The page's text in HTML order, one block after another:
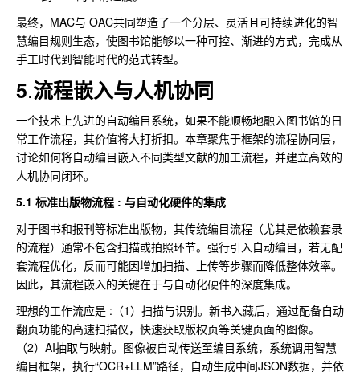
最终，MAC与 OAC共同塑造了一个分层、灵活且可持续进化的智
慧编目规则生态，使图书馆能够以一种可控、渐进的方式，完成从
手工时代到智能时代的范式转型。
5.流程嵌入与人机协同
一个技术上先进的自动编目系统，如果不能顺畅地融入图书馆的日
常工作流程，其价值将大打折扣。本章聚焦于框架的流程协同层，
讨论如何将自动编目嵌入不同类型文献的加工流程，并建立高效的
人机协同闭环。
5.1 标准出版物流程 : 与自动化硬件的集成
对于图书和报刊等标准出版物，其传统编目流程（尤其是依赖套录
的流程）通常不包含扫描或拍照环节。强行引入自动编目，若无配
套流程优化，反而可能因增加扫描、上传等步骤而降低整体效率。
因此，其流程嵌入的关键在于与自动化硬件的深度集成。
理想的工作流应是 :（1）扫描与识别。新书入藏后，通过配备自动
翻页功能的高速扫描仪，快速获取版权页等关键页面的图像。
（2）AI抽取与映射。图像被自动传送至编目系统，系统调用智慧
编目框架，执行“OCR+LLM”路径，自动生成中间JSON数据，并依